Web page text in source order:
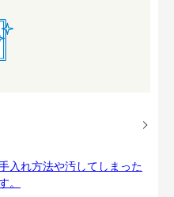
入れ方法や汚してしまった
。